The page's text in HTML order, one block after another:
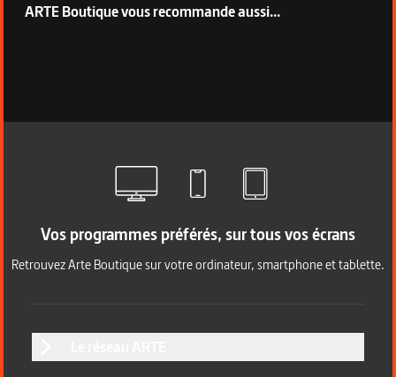
ARTE Boutique vous recommande aussi...
Vos programmes préférés, sur tous vos écrans
Retrouvez Arte Boutique sur votre ordinateur, smartphone et tablette.